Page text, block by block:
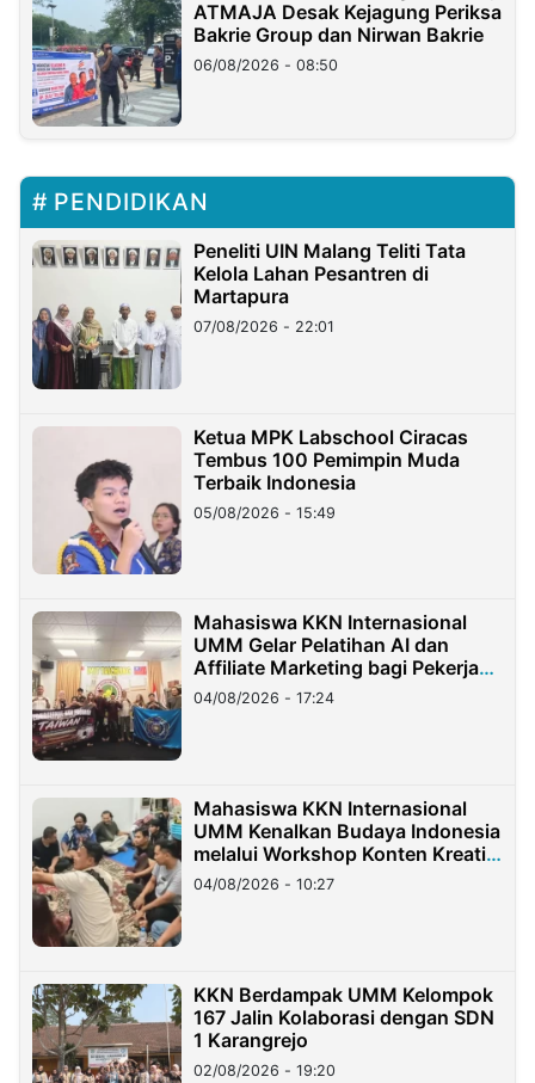
ATMAJA Desak Kejagung Periksa
Bakrie Group dan Nirwan Bakrie
06/08/2026 - 08:50
PENDIDIKAN
Peneliti UIN Malang Teliti Tata
Kelola Lahan Pesantren di
Martapura
07/08/2026 - 22:01
Ketua MPK Labschool Ciracas
Tembus 100 Pemimpin Muda
Terbaik Indonesia
05/08/2026 - 15:49
Mahasiswa KKN Internasional
UMM Gelar Pelatihan AI dan
Affiliate Marketing bagi Pekerja
Migran Indonesia di Taiwan
04/08/2026 - 17:24
Mahasiswa KKN Internasional
UMM Kenalkan Budaya Indonesia
melalui Workshop Konten Kreatif
di Taiwan
04/08/2026 - 10:27
KKN Berdampak UMM Kelompok
167 Jalin Kolaborasi dengan SDN
1 Karangrejo
02/08/2026 - 19:20